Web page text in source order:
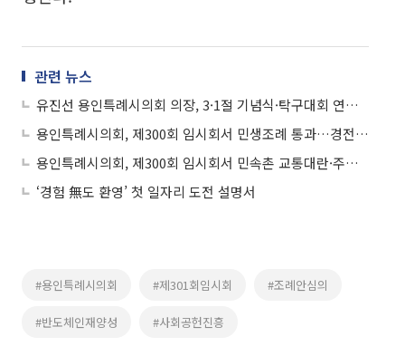
관련 뉴스
유진선 용인특례시의회 의장, 3·1절 기념식·탁구대회 연속 행보
용인특례시의회, 제300회 임시회서 민생조례 통과…경전철 안전 '칼 질문'까지
용인특례시의회, 제300회 임시회서 민속촌 교통대란·주택공급·민간공원 파행 등 시정 전방위 도마에
‘경험 無도 환영’ 첫 일자리 도전 설명서
#용인특례시의회 #제301회임시회 #조례안심의
#반도체인재양성 #사회공헌진흥